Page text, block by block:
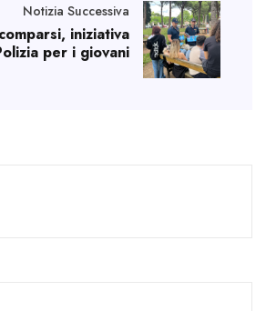
Notizia Successiva
iniziativa
per i giovani